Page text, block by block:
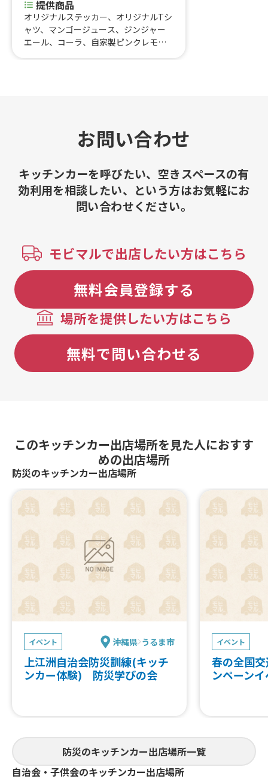
提供商品
オリジナルステッカー、オリジナルTシ
ャツ、マンゴージュース、ジンジャー
エール、コーラ、自家製ピンクレモネ
お問い合わせ
キッチンカーを呼びたい、空きスペースの有
効利用を相談したい、という方はお気軽にお
問い合わせください。
モビマルで出店したい方はこちら
無料会員登録する
場所を提供したい方はこちら
無料で問い合わせる
このキッチンカー出店場所を見た人におすす
めの出店場所
防災のキッチンカー出店場所
イベント 沖縄県 うるま市
上江洲自治会防災訓練(キッチ
ンカー体験) 防災学びの会
イベント
春の全国
ンペーン
防災のキッチンカー出店場所一覧
自治会・子供会のキッチンカー出店場所